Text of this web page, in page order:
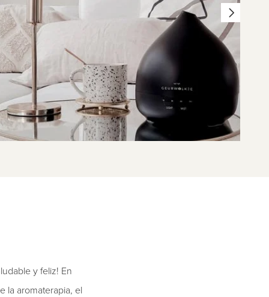
y feliz! En
la aromaterapia, el